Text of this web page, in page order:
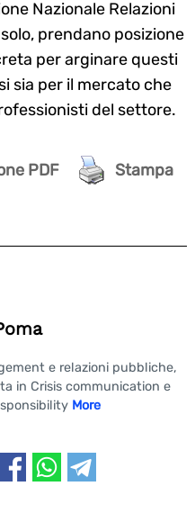
Nazionale Relazioni
prendano posizione
per arginare questi
sia per il mercato che
del settore.
PDF Stampa
e relazioni pubbliche,
in Crisis communication e
More